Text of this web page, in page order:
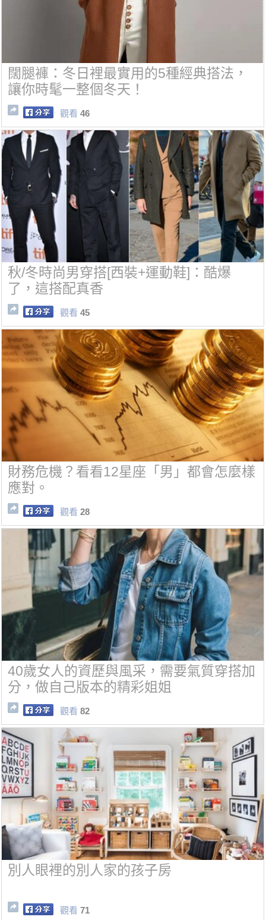
闊腿褲：冬日裡最實用的5種經典搭法，
讓你時髦一整個冬天！
觀看 46
秋/冬時尚男穿搭[西裝+運動鞋]：酷爆
了，這搭配真香
觀看 45
財務危機？看看12星座「男」都會怎麼樣
應對。
觀看 28
40歲女人的資歷與風采，需要氣質穿搭加
分，做自己版本的精彩姐姐
觀看 82
別人眼裡的別人家的孩子房
觀看 71